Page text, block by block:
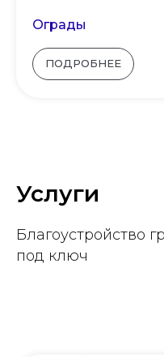
Ограды
ПОДРОБНЕЕ
Услуги
Благоустройство
под ключ